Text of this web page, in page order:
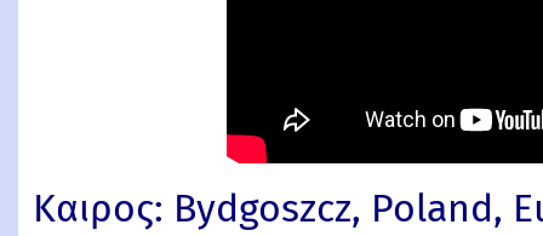
Καιρος: Bydgoszcz, Poland,